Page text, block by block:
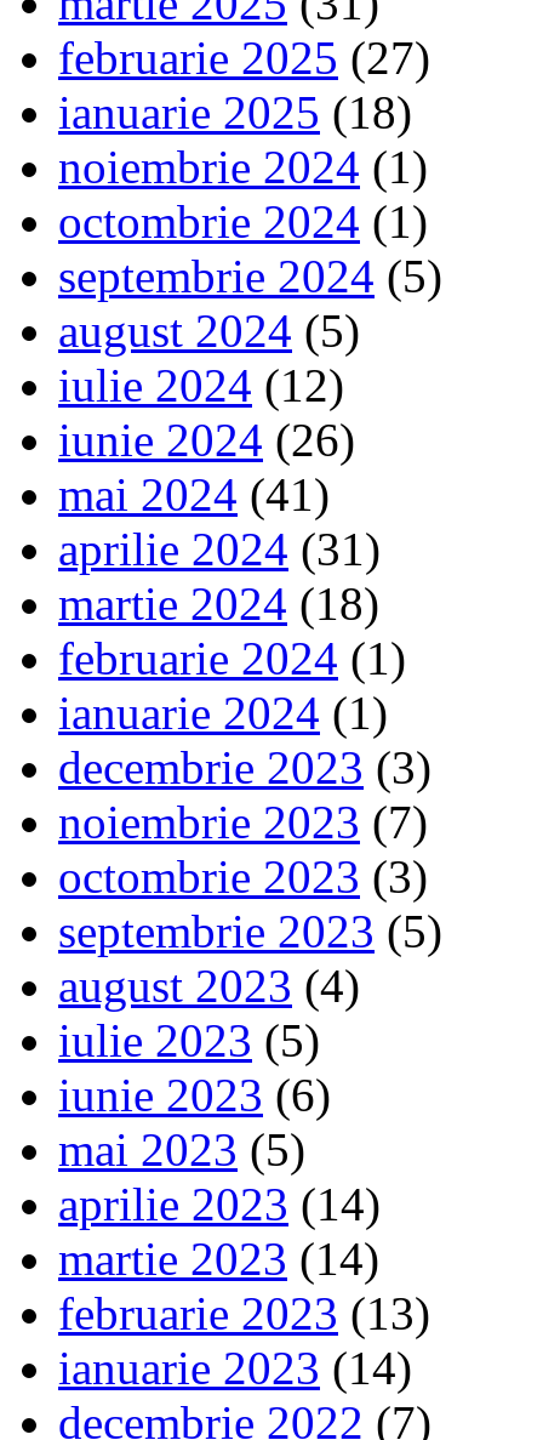
februarie 2025 (27)
ianuarie 2025 (18)
noiembrie 2024 (1)
octombrie 2024 (1)
septembrie 2024 (5)
august 2024 (5)
iulie 2024 (12)
iunie 2024 (26)
mai 2024 (41)
aprilie 2024 (31)
martie 2024 (18)
februarie 2024 (1)
ianuarie 2024 (1)
decembrie 2023 (3)
noiembrie 2023 (7)
octombrie 2023 (3)
septembrie 2023 (5)
august 2023 (4)
iulie 2023 (5)
iunie 2023 (6)
mai 2023 (5)
aprilie 2023 (14)
martie 2023 (14)
februarie 2023 (13)
ianuarie 2023 (14)
decembrie 2022 (7)